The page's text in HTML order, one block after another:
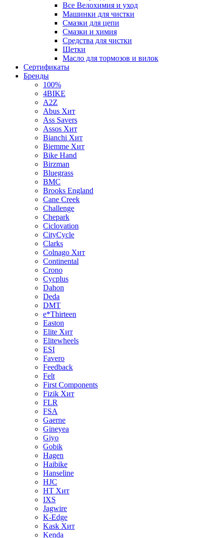
Все Велохимия и уход
Машинки для чистки
Смазки для цепи
Смазки и химия
Средства для чистки
Щетки
Масло для тормозов и вилок
Сертификаты
Бренды
100%
4BIKE
A2Z
Abus Хит
Ass Savers
Assos Хит
Bianchi Хит
Biemme Хит
Bike Hand
Birzman
Bluegrass
BMC
Brooks England
Cane Creek
Challenge
Chepark
Ciclovation
CityCycle
Clarks
Colnago Хит
Continental
Crono
Cycplus
Dahon
Deda
DMT
e*Thirteen
Easton
Elite Хит
Elitewheels
ESI
Favero
Feedback
Felt
First Components
Fizik Хит
FLR
FSA
Gaerne
Gineyea
Giyo
Gobik
Hagen
Haibike
Hanseline
HJC
HT Хит
IXS
Jagwire
K-Edge
Kask Хит
Kenda